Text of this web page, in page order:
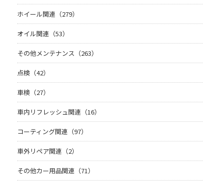
ホイール関連（279）
オイル関連（53）
その他メンテナンス（263）
点検（42）
車検（27）
車内リフレッシュ関連（16）
コーティング関連（97）
車外リペア関連（2）
その他カー用品関連（71）